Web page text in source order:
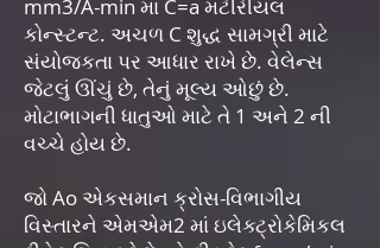
mm3/A-min માં C=a મટીરીયલ
કોન્સ્ટન્ટ. અચળ C શુદ્ધ સામગ્રી માટે
સંયોજકતા પર આધાર રાખે છે. વેલેન્સ
જેટલું ઊંચું છે, તેનું મૂલ્ય ઓછું છે.
મોટાભાગની ધાતુઓ માટે તે 1 અને 2 ની
વચ્ચે હોય છે.
જો Ao એકસમાન ક્રોસ-વિભાગીય
વિસ્તારને એમએમ2 માં ઇલેક્ટ્રોકેમિકલ